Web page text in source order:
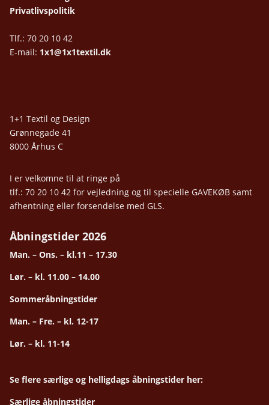
Privatlivspolitik
Tlf.: 70 20 10 42
E-mail: 1x1@1x1textil.dk
1+1 Textil og Design
Grønnegade 41
8000 Århus C
I er velkomne til at ringe på
tlf.: 70 20 10 42 for vejledning og til specielle GAVEKØB samt
afhentning eller forsendelse med GLS.
Åbningstider 2026
Man. – Ons. – kl.11 – 17.30
Lør. – kl. 11.00 – 14.00
Sommeråbningstider
Man. – Fre. – kl. 12-17
Lør. – kl. 11-14
Se flere særlige og helligdags åbningstider her:
Særlige åbningstider